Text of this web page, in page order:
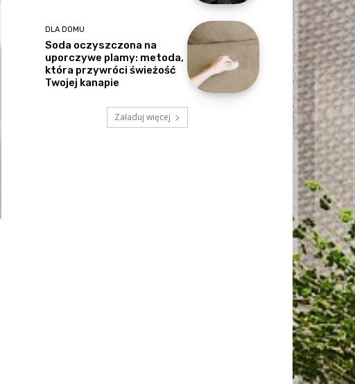
DLA DOMU
Soda oczyszczona na
uporczywe plamy: metoda,
która przywróci świeżość
Twojej kanapie
Załaduj więcej